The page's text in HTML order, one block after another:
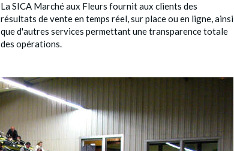
La SICA Marché aux Fleurs fournit aux clients des
résultats de vente en temps réel, sur place ou en ligne, ainsi
que d'autres services permettant une transparence totale
des opérations.